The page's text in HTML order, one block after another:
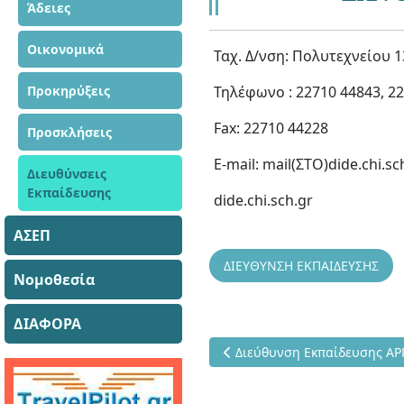
Άδειες
Οικονομικά
Προκηρύξεις
Προσκλήσεις
Διευθύνσεις
Εκπαίδευσης
ΑΣΕΠ
Νομοθεσία
ΔΙΑΦΟΡΑ
Ταχ. Δ/νση: Πολυτεχνείου
Τηλέφωνο : 22710 44843,
Fax: 22710 44228
Ε-mail:
dide.chi.sch.gr
ΔΙΕΥΘΥΝΣΗ ΕΚΠΑΙΔΕΥΣΗΣ
Προηγούμενο άρθρο:
Διεύθυνση Εκπαίδευσης